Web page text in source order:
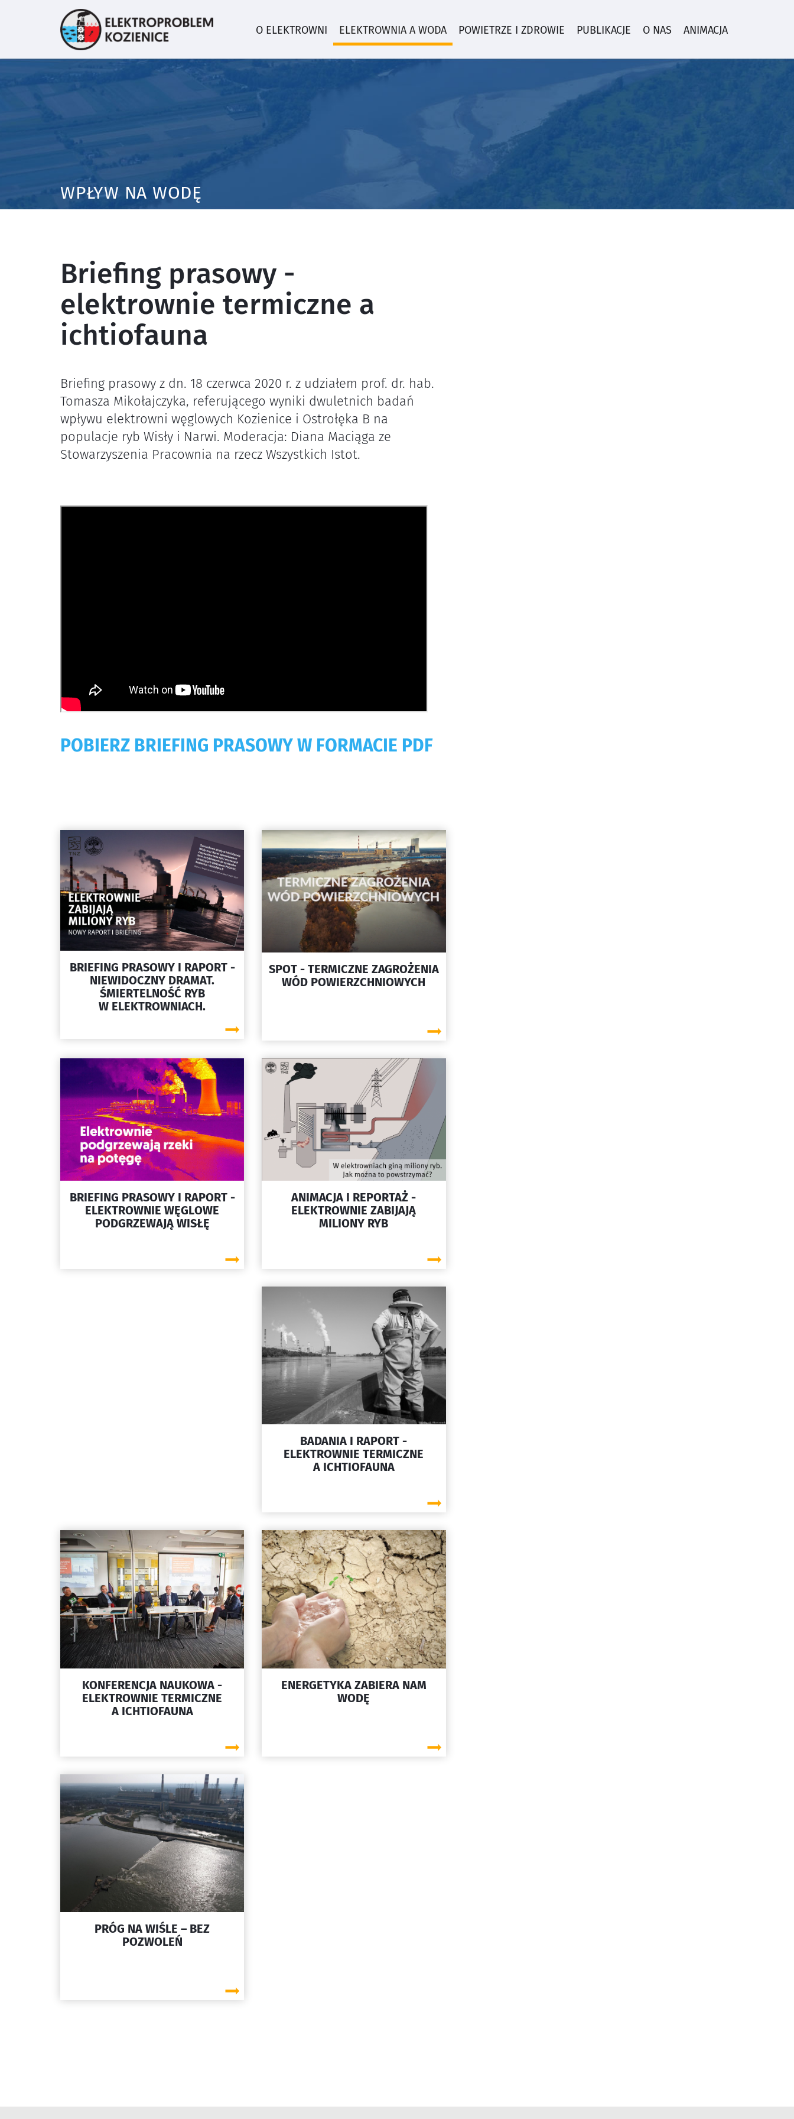
O ELEKTROWNI ELEKTROWNIA A WODA POWIETRZE I ZDROWIE PUBLIKACJE O NAS ANIMACJA
WPŁYW NA WODĘ
Briefing prasowy -
elektrownie termiczne a
ichtiofauna
Briefing prasowy z dn. 18 czerwca 2020 r. z udziałem prof. dr. hab.
Tomasza Mikołajczyka, referującego wyniki dwuletnich badań
wpływu elektrowni węglowych Kozienice i Ostrołęka B na
populacje ryb Wisły i Narwi. Moderacja: Diana Maciąga ze
Stowarzyszenia Pracownia na rzecz Wszystkich Istot.
POBIERZ BRIEFING PRASOWY W FORMACIE PDF
BRIEFING PRASOWY I RAPORT -
NIEWIDOCZNY DRAMAT.
ŚMIERTELNOŚĆ RYB
W ELEKTROWNIACH.
SPOT - TERMICZNE ZAGROŻENIA
WÓD POWIERZCHNIOWYCH
BRIEFING PRASOWY I RAPORT -
ELEKTROWNIE WĘGLOWE
PODGRZEWAJĄ WISŁĘ
ANIMACJA I REPORTAŻ -
ELEKTROWNIE ZABIJAJĄ
MILIONY RYB
BADANIA I RAPORT -
ELEKTROWNIE TERMICZNE
A ICHTIOFAUNA
KONFERENCJA NAUKOWA -
ELEKTROWNIE TERMICZNE
A ICHTIOFAUNA
ENERGETYKA ZABIERA NAM
WODĘ
PRÓG NA WIŚLE – BEZ
POZWOLEŃ